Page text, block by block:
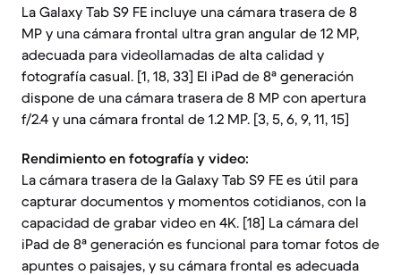
La Galaxy Tab S9 FE incluye una cámara trasera de 8
MP y una cámara frontal ultra gran angular de 12 MP,
adecuada para videollamadas de alta calidad y
fotografía casual. [1, 18, 33] El iPad de 8ª generación
dispone de una cámara trasera de 8 MP con apertura
f/2.4 y una cámara frontal de 1.2 MP. [3, 5, 6, 9, 11, 15]
Rendimiento en fotografía y video:
La cámara trasera de la Galaxy Tab S9 FE es útil para
capturar documentos y momentos cotidianos, con la
capacidad de grabar video en 4K. [18] La cámara del
iPad de 8ª generación es funcional para tomar fotos de
apuntes o paisajes, y su cámara frontal es adecuada